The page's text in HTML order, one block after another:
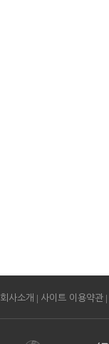
회사소개 | 사이트 이용약관 |